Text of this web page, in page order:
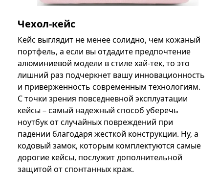
Чехол-кейс
Кейс выглядит не менее солидно, чем кожаный
портфель, а если вы отдадите предпочтение
алюминиевой модели в стиле хай-тек, то это
лишний раз подчеркнет вашу инновационность
и приверженность современным технологиям.
С точки зрения повседневной эксплуатации
кейсы – самый надежный способ уберечь
ноутбук от случайных повреждений при
падении благодаря жесткой конструкции. Ну, а
кодовый замок, которым комплектуются самые
дорогие кейсы, послужит дополнительной
защитой от спонтанных краж.